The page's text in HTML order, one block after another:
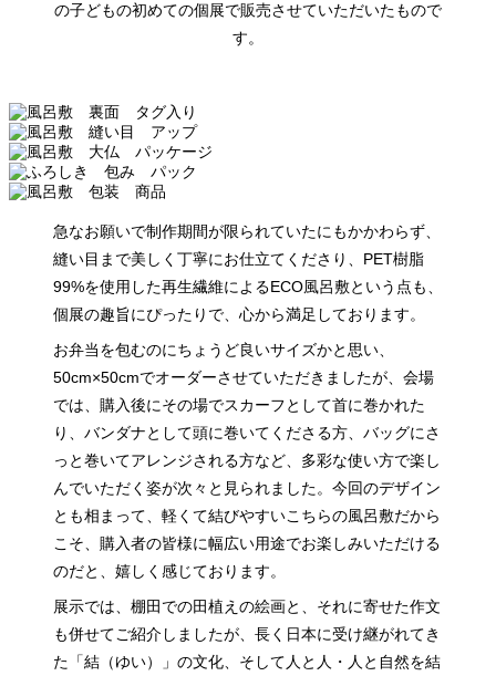
の子どもの初めての個展で販売させていただいたもので
す。
急なお願いで制作期間が限られていたにもかかわらず、
縫い目まで美しく丁寧にお仕立てくださり、PET樹脂
99%を使用した再生繊維によるECO風呂敷という点も、
個展の趣旨にぴったりで、心から満足しております。
お弁当を包むのにちょうど良いサイズかと思い、
50cm×50cmでオーダーさせていただきましたが、会場
では、購入後にその場でスカーフとして首に巻かれた
り、バンダナとして頭に巻いてくださる方、バッグにさ
っと巻いてアレンジされる方など、多彩な使い方で楽し
んでいただく姿が次々と見られました。今回のデザイン
とも相まって、軽くて結びやすいこちらの風呂敷だから
こそ、購入者の皆様に幅広い用途でお楽しみいただける
のだと、嬉しく感じております。
展示では、棚田での田植えの絵画と、それに寄せた作文
も併せてご紹介しましたが、長く日本に受け継がれてき
た「結（ゆい）」の文化、そして人と人・人と自然を結